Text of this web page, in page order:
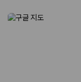
1. 단순 최저가가 아니